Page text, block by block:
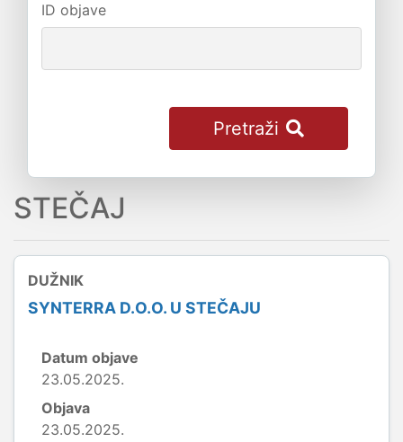
ID objave
Pretraži
STEČAJ
DUŽNIK
SYNTERRA D.O.O. U STEČAJU
Datum objave
23.05.2025.
Objava
23.05.2025.